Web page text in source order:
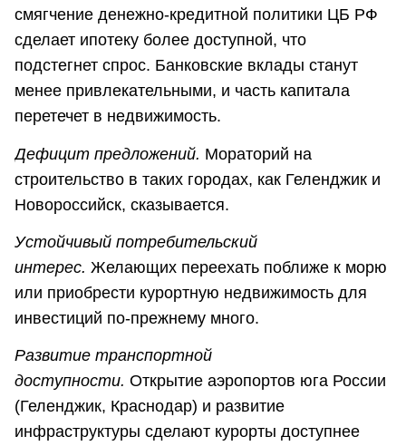
смягчение денежно-кредитной политики ЦБ РФ
сделает ипотеку более доступной, что
подстегнет спрос. Банковские вклады станут
менее привлекательными, и часть капитала
перетечет в недвижимость.
Дефицит предложений. Мораторий на
строительство в таких городах, как Геленджик и
Новороссийск, сказывается.
Устойчивый потребительский
интерес. Желающих переехать поближе к морю
или приобрести курортную недвижимость для
инвестиций по-прежнему много.
Развитие транспортной
доступности. Открытие аэропортов юга России
(Геленджик, Краснодар) и развитие
инфраструктуры сделают курорты доступнее